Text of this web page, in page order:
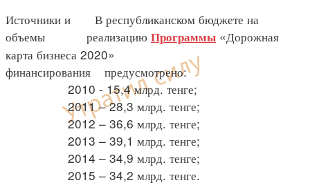
Источники и В республиканском бюджете на
объемы реализацию Программы «Дорожная
карта бизнеса 2020»
финансирования предусмотрено:
2010 - 15,4 млрд. тенге;
2011 – 28,3 млрд. тенге;
2012 – 36,6 млрд. тенге;
2013 – 39,1 млрд. тенге;
2014 – 34,9 млрд. тенге;
2015 – 34,2 млрд. тенге.